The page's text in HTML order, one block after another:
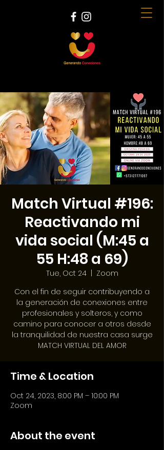
Match Virtual #196:
Reactivando mi
vida social (M:45 a
55 H:48 a 69)
Tue, Oct 24
  |
Zoom
Con el fin de seguir contribuyendo a
la generación de conexiones entre
profesionales y solteros, y como
camino para conocer a otros desde
la tranquilidad de nuestra casa surge
MATCH VIRTUAL DEL AMOR
Time & Location
Oct 24, 2023, 8:00 PM – 10:00 PM
Zoom
About the event